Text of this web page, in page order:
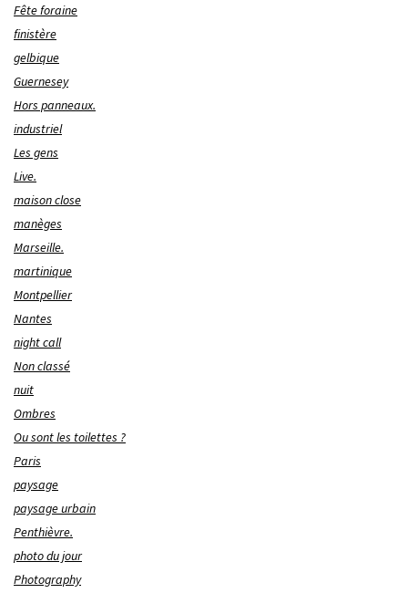
Fête foraine
finistère
gelbique
Guernesey
Hors panneaux.
industriel
Les gens
Live.
maison close
manèges
Marseille.
martinique
Montpellier
Nantes
night call
Non classé
nuit
Ombres
Ou sont les toilettes ?
Paris
paysage
paysage urbain
Penthièvre.
photo du jour
Photography